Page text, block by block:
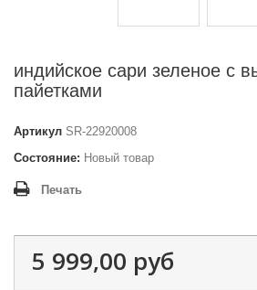
индийское сари зеленое с
пайетками
Артикул SR-22920008
Состояние: Новый товар
Печать
5 999,00 руб